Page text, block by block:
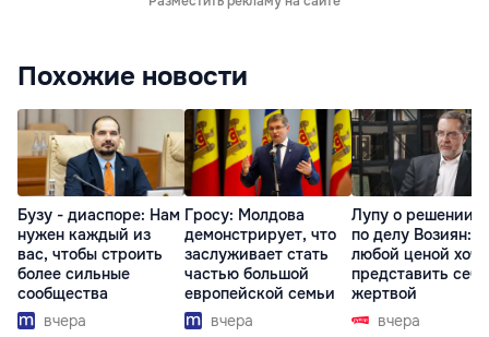
Похожие новости
Бузу - диаспоре: Нам
нужен каждый из
вас, чтобы строить
более сильные
сообщества
вчера
Гросу: Молдова
демонстрирует, что
заслуживает стать
частью большой
европейской семьи
вчера
Лупу о решении
по делу Возиян:
любой ценой
представить себя
жертвой
вчера